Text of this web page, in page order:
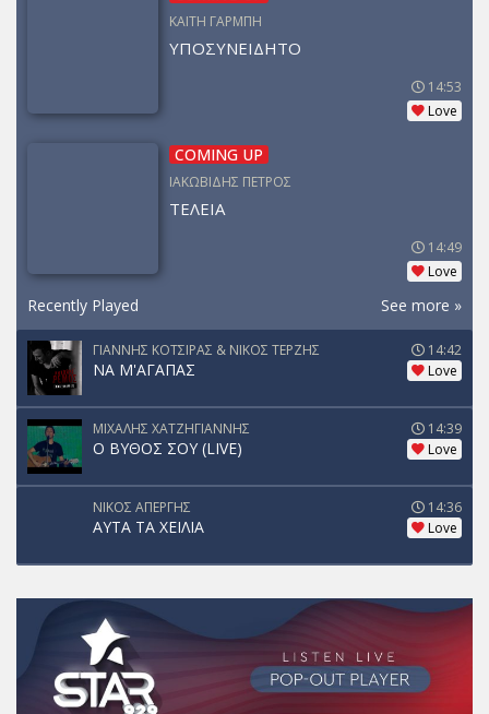
ΚΑΙΤΗ ΓΑΡΜΠΗ
ΥΠΟΣΥΝΕΙΔΗΤΟ
14:53
Love
COMING UP
ΙΑΚΩΒΙΔΗΣ ΠΕΤΡΟΣ
ΤΕΛΕΙΑ
14:49
Love
Recently Played See more »
ΓΙΑΝΝΗΣ ΚΟΤΣΙΡΑΣ & ΝΙΚΟΣ ΤΕΡΖΗΣ
ΝΑ Μ'ΑΓΑΠΑΣ
14:42
Love
ΜΙΧΑΛΗΣ ΧΑΤΖΗΓΙΑΝΝΗΣ
Ο ΒΥΘΟΣ ΣΟΥ (LIVE)
14:39
Love
ΝΙΚΟΣ ΑΠΕΡΓΗΣ
ΑΥΤΑ ΤΑ ΧΕΙΛΙΑ
14:36
Love